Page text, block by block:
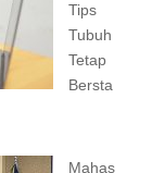
Tips
Tubuh
Tetap
Bersta
Mahas